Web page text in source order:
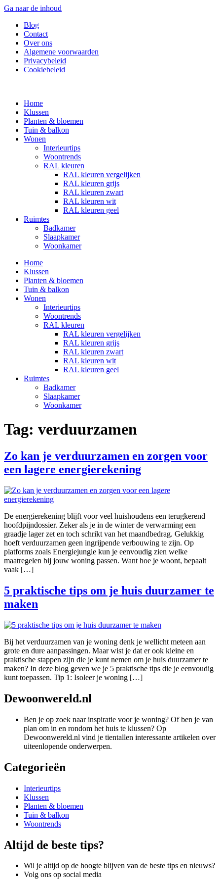
Ga naar de inhoud
Blog
Contact
Over ons
Algemene voorwaarden
Privacybeleid
Cookiebeleid
Home
Klussen
Planten & bloemen
Tuin & balkon
Wonen
Interieurtips
Woontrends
RAL kleuren
RAL kleuren vergelijken
RAL kleuren grijs
RAL kleuren zwart
RAL kleuren wit
RAL kleuren geel
Ruimtes
Badkamer
Slaapkamer
Woonkamer
Home
Klussen
Planten & bloemen
Tuin & balkon
Wonen
Interieurtips
Woontrends
RAL kleuren
RAL kleuren vergelijken
RAL kleuren grijs
RAL kleuren zwart
RAL kleuren wit
RAL kleuren geel
Ruimtes
Badkamer
Slaapkamer
Woonkamer
Tag: verduurzamen
Zo kan je verduurzamen en zorgen voor
een lagere energierekening
De energierekening blijft voor veel huishoudens een terugkerend
hoofdpijndossier. Zeker als je in de winter de verwarming een
graadje lager zet en toch schrikt van het maandbedrag. Gelukkig
hoeft verduurzamen geen ingrijpende verbouwing te zijn. Op
platforms zoals Energiejungle kun je eenvoudig zien welke
maatregelen bij jouw woning passen. Want hoe je woont, bepaalt
vaak […]
5 praktische tips om je huis duurzamer te
maken
Bij het verduurzamen van je woning denk je wellicht meteen aan
grote en dure aanpassingen. Maar wist je dat er ook kleine en
praktische stappen zijn die je kunt nemen om je huis duurzamer te
maken? In deze blog geven we je 5 praktische tips die je eenvoudig
kunt toepassen. Tip 1: Isoleer je woning […]
Dewoonwereld.nl
Ben je op zoek naar inspiratie voor je woning? Of ben je van
plan om in en rondom het huis te klussen? Op
Dewoonwereld.nl vind je tientallen interessante artikelen over
uiteenlopende onderwerpen.
Categorieën
Interieurtips
Klussen
Planten & bloemen
Tuin & balkon
Woontrends
Altijd de beste tips?
Wil je altijd op de hoogte blijven van de beste tips en nieuws?
Volg ons op social media